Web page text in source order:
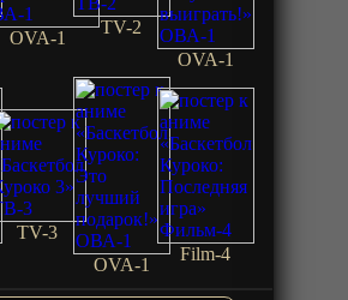
OVA-1
TV-2
OVA-1
TV-3
OVA-1
Film-4